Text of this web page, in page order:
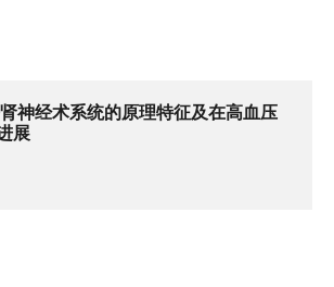
神经术系统的原理特征及在高血压
展